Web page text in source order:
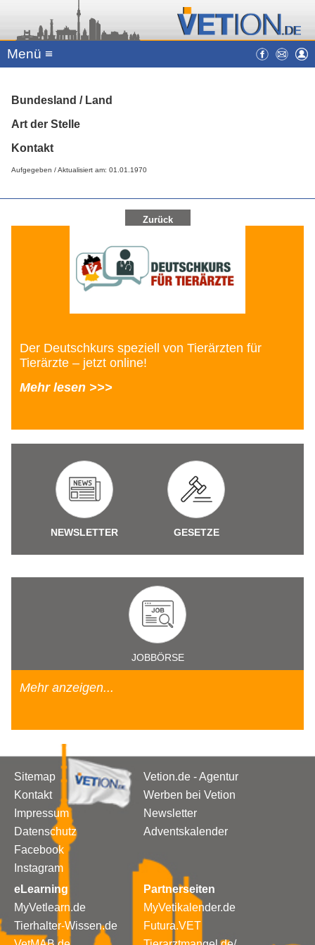
Menü ≡
Bundesland / Land
Art der Stelle
Kontakt
Aufgegeben / Aktualisiert am: 01.01.1970
Zurück
Der Deutschkurs speziell von Tierärzten für
Tierärzte – jetzt online!
Mehr lesen >>>
NEWSLETTER GESETZE
JOBBÖRSE
Mehr anzeigen...
Sitemap
Kontakt
Impressum
Datenschutz
Facebook
Instagram
Vetion.de - Agentur
Werben bei Vetion
Newsletter
Adventskalender
eLearning
MyVetlearn.de
Tierhalter-Wissen.de
Partnerseiten
MyVetikalender.de
Futura.VET